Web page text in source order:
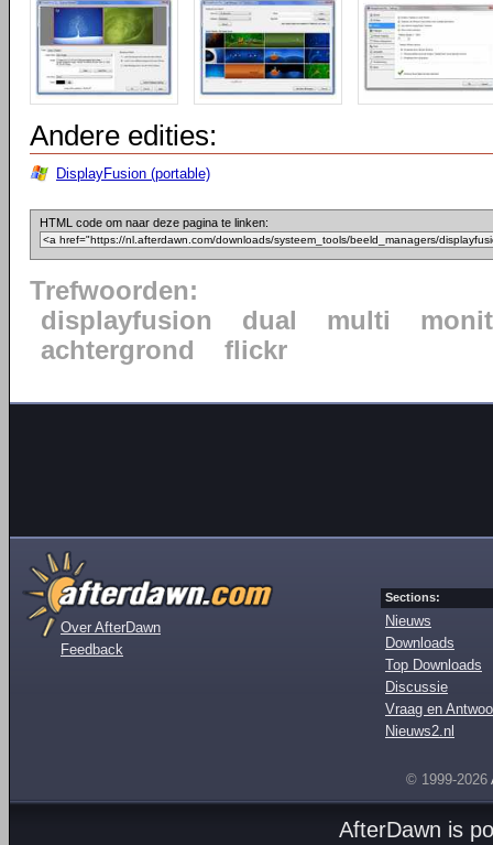
Andere edities:
DisplayFusion (portable)
HTML code om naar deze pagina te linken:
Trefwoorden:
displayfusion
dual multi
achtergrond
flickr
Over AfterDawn
Feedback
Sections:
Nieuws
Downloads
Top Downloads
Discussie
Vraag en
Nieuws2.nl
© 1999-2026
AfterDawn is